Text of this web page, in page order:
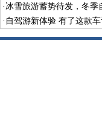
·冰雪旅游蓄势待发，冬季
· 自驾游新体验 有了这款